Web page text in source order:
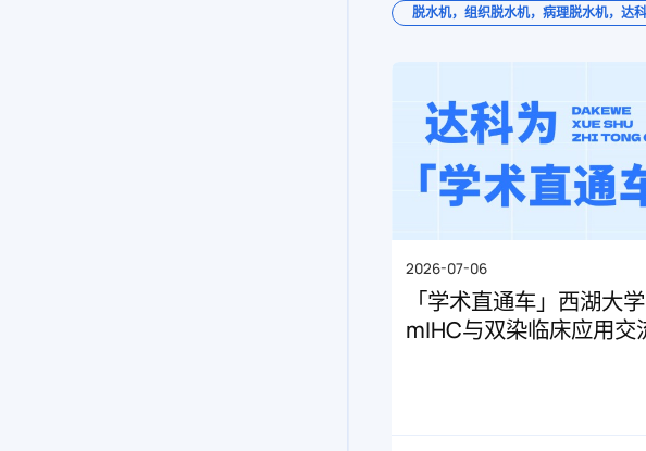
脱水机，组织脱水机，病理脱水机，达
2026-07-06
「学术直通车」西湖大学
mIHC与双染临床应用交